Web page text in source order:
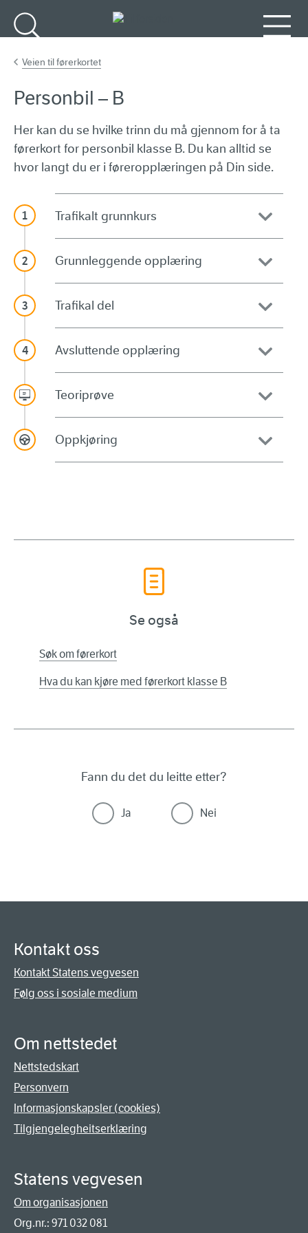
Veien til førerkortet
Personbil – B
Her kan du se hvilke trinn du må gjennom for å ta
førerkort for personbil klasse B. Du kan alltid se
hvor langt du er i føreropplæringen på Din side.
Trafikalt grunnkurs
Grunnleggende opplæring
Trafikal del
Avsluttende opplæring
Teoriprøve
Oppkjøring
Se også
Søk om førerkort
Hva du kan kjøre med førerkort klasse B
Fann du det du leitte etter?
Ja Nei
Kontakt oss
Kontakt Statens vegvesen
Følg oss i sosiale medium
Om nettstedet
Nettstedskart
Personvern
Informasjonskapsler (cookies)
Tilgjengelegheitserklæring
Statens vegvesen
Om organisasjonen
Org.nr.: 971 032 081